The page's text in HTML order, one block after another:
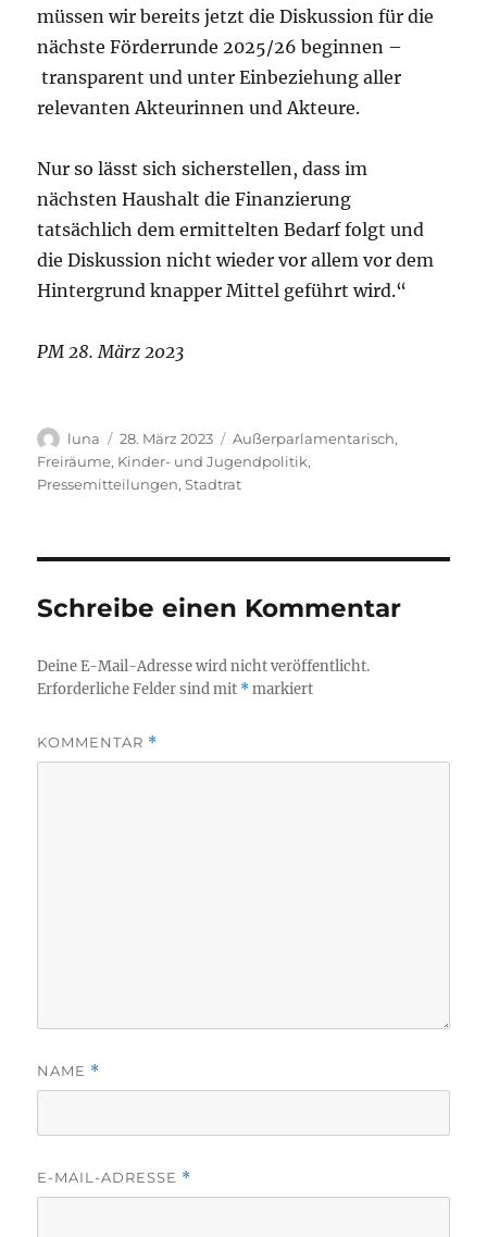
müssen wir bereits jetzt die Diskussion für die
nächste Förderrunde 2025/26 beginnen –
transparent und unter Einbeziehung aller
relevanten Akteurinnen und Akteure.
Nur so lässt sich sicherstellen, dass im
nächsten Haushalt die Finanzierung
tatsächlich dem ermittelten Bedarf folgt und
die Diskussion nicht wieder vor allem vor dem
Hintergrund knapper Mittel geführt wird.“
PM 28. März 2023
Autor
luna
Veröffentlicht
am
28. März 2023 Kategorien
Außerparlamentarisch,
Freiräume, Kinder- und Jugendpolitik,
Pressemitteilungen,Stadtrat
Schreibe einen Kommentar
Deine E-Mail-Adresse wird nicht veröffentlicht.
Erforderliche Felder sind mit *markiert
KOMMENTAR *
NAME *
E-MAIL-ADRESSE *